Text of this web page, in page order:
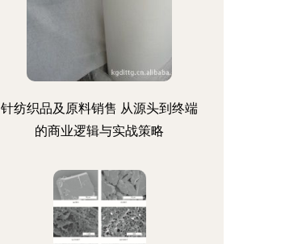
针纺织品及原料销售 从源头到终端
的商业逻辑与实战策略